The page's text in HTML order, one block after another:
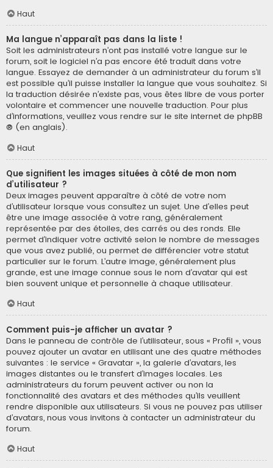
Haut
Ma langue n’apparaît pas dans la liste !
Soit les administrateurs n’ont pas installé votre langue sur le
forum, soit le logiciel n’a pas encore été traduit dans votre
langue. Essayez de demander à un administrateur du forum s’il
est possible qu’il puisse installer la langue que vous souhaitez. Si
la traduction désirée n’existe pas, vous êtes libre de vous porter
volontaire et commencer une nouvelle traduction. Pour plus
d’informations, veuillez vous rendre sur le site internet de phpBB
® (en anglais).
Haut
Que signifient les images situées à côté de mon nom
d’utilisateur ?
Deux images peuvent apparaître à côté de votre nom
d’utilisateur lorsque vous consultez un sujet. Une d’elles peut
être une image associée à votre rang, généralement
représentée par des étoiles, des carrés ou des ronds. Elle
permet d’indiquer votre activité selon le nombre de messages
que vous avez publié, ou permet de différencier votre statut
particulier sur le forum. L’autre image, généralement plus
grande, est une image connue sous le nom d’avatar qui est
bien souvent unique et personnelle à chaque utilisateur.
Haut
Comment puis-je afficher un avatar ?
Dans le panneau de contrôle de l’utilisateur, sous « Profil », vous
pouvez ajouter un avatar en utilisant une des quatre méthodes
suivantes : le service « Gravatar », la galerie d’avatars, les
images distantes ou le transfert d’images locales. Les
administrateurs du forum peuvent activer ou non la
fonctionnalité des avatars et des méthodes qu’ils veuillent
rendre disponible aux utilisateurs. Si vous ne pouvez pas utiliser
d’avatars, nous vous invitons à contacter un administrateur du
forum.
Haut